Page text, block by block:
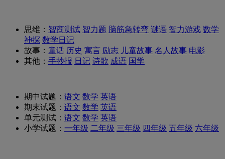
思维： 智商测试 智力题 脑筋急转弯 谜语 智力游戏 数学
神探 数学日记
故事： 童话 历史 寓言 励志 儿童故事 名人故事 电影
其他： 手抄报 日记 诗歌 成语 国学
期中试题： 语文 数学 英语
期末试题： 语文 数学 英语
单元测试： 语文 数学 英语
小学试题： 一年级 二年级 三年级 四年级 五年级 六年级